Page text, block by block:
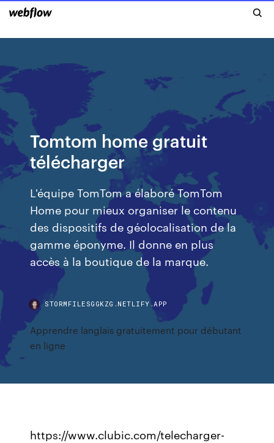
Tomtom home gratuit
télécharger
L'équipe TomTom a élaboré TomTom
Home pour mieux organiser le contenu
des dispositifs de géolocalisation de la
gamme éponyme. Il donne en plus
accès à la boutique de la marque.
STORMFILESGGKZG.NETLIFY.APP
Apprendre langlais gratuitement pour débutant
en ligne
https://www.clubic.com/telecharger-